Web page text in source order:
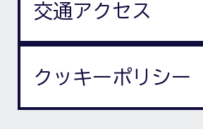
交通アクセス
クッキーポリシー